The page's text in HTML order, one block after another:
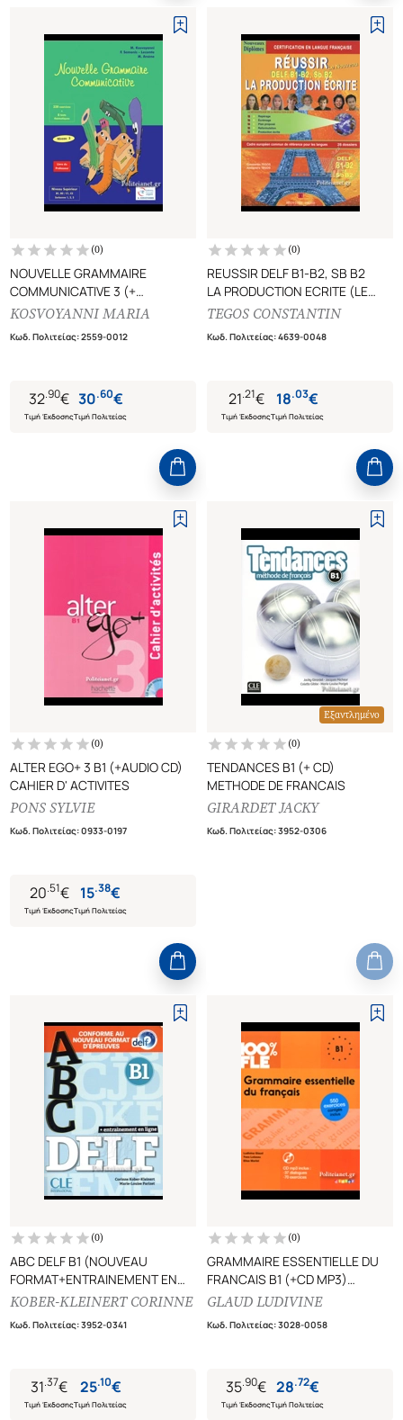
(0)
NOUVELLE GRAMMAIRE
COMMUNICATIVE 3 (+
SUPPLEMENT)
ΚΑΘΗΓΗΤΗ)
KOSVOYANNI MARIA
Κωδ. Πολιτείας:2559-0012
32.90€
Τιμή Έκδοσης
30.60€
Τιμή Πολιτείας
(0)
REUSSIR DELF B1-B2, SB B2
LA PRODUCTION ECRITE (LE
NOUVEAU)
TEGOS CONSTANTIN
Κωδ. Πολιτείας:4639-0048
21.21€
Τιμή Έκδοσης
18.03€
Τιμή Πολιτείας
(0)
ALTER EGO+ 3 B1 (+AUDIO CD)
CAHIER D' ACTIVITES
PONS SYLVIE
Κωδ. Πολιτείας:0933-0197
20.51€
Τιμή Έκδοσης
15.38€
Τιμή Πολιτείας
Εξαντλημένο
(0)
TENDANCES B1 (+ CD)
METHODE DE FRANCAIS
GIRARDET JACKY
Κωδ. Πολιτείας:3952-0306
(0)
ABC DELF B1 (NOUVEAU
FORMAT+ENTRAINEMENT EN
LIGNE)
KOBER-KLEINERT CORINNE
Κωδ. Πολιτείας:3952-0341
31.37€
Τιμή Έκδοσης
25.10€
Τιμή Πολιτείας
(0)
GRAMMAIRE ESSENTIELLE DU
FRANCAIS B1 (+CD MP3)
550 EXERCICES CORRIGES
GLAUD LUDIVINE
Κωδ. Πολιτείας:3028-0058
35.90€
Τιμή Έκδοσης
28.72€
Τιμή Πολιτείας